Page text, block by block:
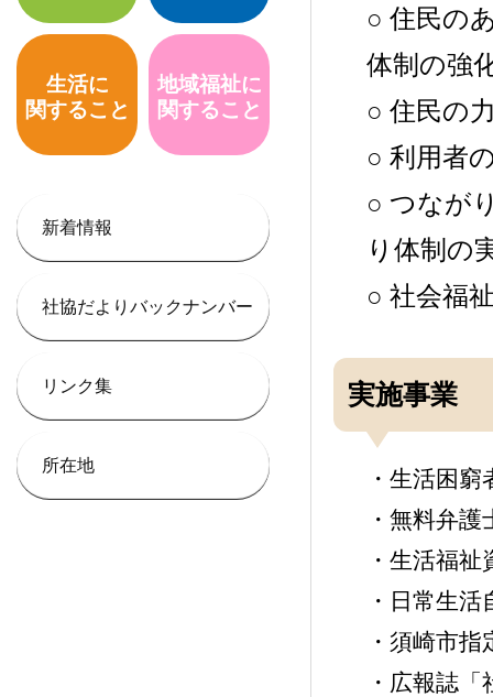
生活に
関すること
地域福祉に
関すること
新着情報
社協だよりバックナンバー
リンク集
所在地
○ 住民の
体制の強
○ 住民の
○ 利用者
○ つなが
り体制の
○ 社会福
実施事業
・生活困
・無料弁
・生活福
・日常生
・須崎市
・広報誌